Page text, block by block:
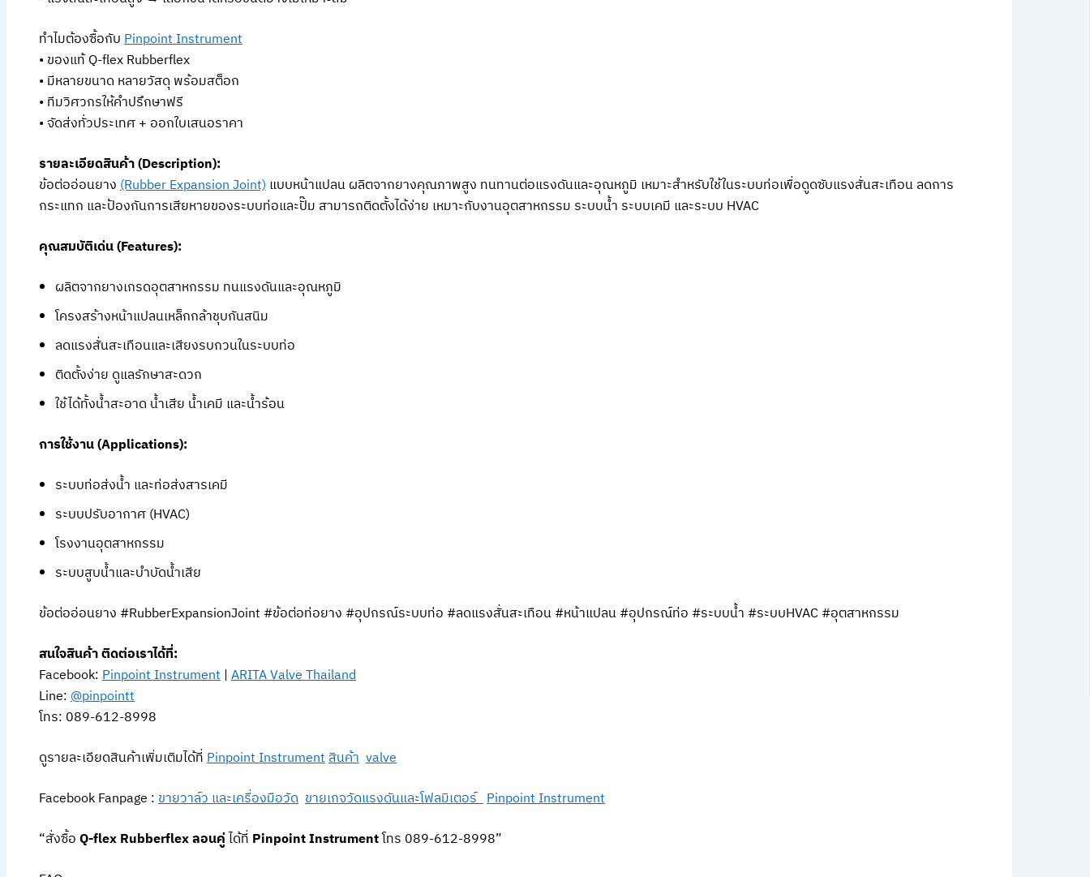
ทำไมต้องซื้อกับPinpoint Instrument
• ของแท้ Q-flex Rubberflex
• มีหลายขนาด หลายวัสดุ พร้อมสต็อก
• ทีมวิศวกรให้คำปรึกษาฟรี
• จัดส่งทั่วประเทศ + ออกใบเสนอราคา
รายละเอียดสินค้า (Description):
ข้อต่ออ่อนยาง(Rubber Expansion Joint)แบบหน้าแปลน ผลิตจากยางคุณภาพสูง ทนทานต่อแรงดันและอุณหภูมิ เหมาะสำหรับใช้ในระบบท่อเพื่อดูดซับแรงสั่นสะเทือน ลดการ
กระแทก และป้องกันการเสียหายของระบบท่อและปั๊ม สามารถติดตั้งได้ง่าย เหมาะกับงานอุตสาหกรรม ระบบน้ำ ระบบเคมี และระบบ HVAC
คุณสมบัติเด่น (Features):
ผลิตจากยางเกรดอุตสาหกรรม ทนแรงดันและอุณหภูมิ
โครงสร้างหน้าแปลนเหล็กกล้าชุบกันสนิม
ลดแรงสั่นสะเทือนและเสียงรบกวนในระบบท่อ
ติดตั้งง่าย ดูแลรักษาสะดวก
ใช้ได้ทั้งน้ำสะอาด น้ำเสีย น้ำเคมี และน้ำร้อน
การใช้งาน (Applications):
ระบบท่อส่งน้ำ และท่อส่งสารเคมี
ระบบปรับอากาศ (HVAC)
โรงงานอุตสาหกรรม
ระบบสูบน้ำและบำบัดน้ำเสีย
ข้อต่ออ่อนยาง #RubberExpansionJoint #ข้อต่อท่อยาง #อุปกรณ์ระบบท่อ #ลดแรงสั่นสะเทือน #หน้าแปลน #อุปกรณ์ท่อ #ระบบน้ำ #ระบบHVAC #อุตสาหกรรม
สนใจสินค้า ติดต่อเราได้ที่:
Facebook:Pinpoint Instrument | ARITA Valve Thailand
Line:@pinpointt
โทร: 089-612-8998
ดูรายละเอียดสินค้าเพิ่มเติมได้ที่Pinpoint Instrumentสินค้า valve
Facebook Fanpage :ขายวาล์ว และเครื่องมือวัด ขายเกจวัดแรงดันและโฟลมิเตอร์Pinpoint Instrument
“สั่งซื้อQ-flex Rubberflex ลอนคู่ได้ที่ Pinpoint Instrumentโทร 089-612-8998”